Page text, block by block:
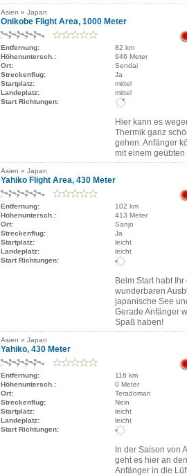
Asien » Japan
Onikobe Flight Area, 1000 Meter
Entfernung:
82 km
Höhenuntersch.:
946 Meter
Ort:
Sendai
Streckenflug:
Ja
Startplatz:
mittel
Landeplatz:
mittel
Start Richtungen:
Hier kann es
Thermik ganz
gehen. Anfänger
mit einem
Asien » Japan
Yahiko Flight Area, 430 Meter
Entfernung:
102 km
Höhenuntersch.:
413 Meter
Ort:
Sanjo
Streckenflug:
Ja
Startplatz:
leicht
Landeplatz:
leicht
Start Richtungen:
Beim Start habt
wunderbaren
japanische See
Gerade Anfänger
Spaß haben!
Asien » Japan
Yahiko, 430 Meter
Entfernung:
116 km
Höhenuntersch.:
0 Meter
Ort:
Teradomari
Streckenflug:
Nein
Startplatz:
leicht
Landeplatz:
leicht
Start Richtungen:
In der Saison von
geht es hier an
Anfänger in die